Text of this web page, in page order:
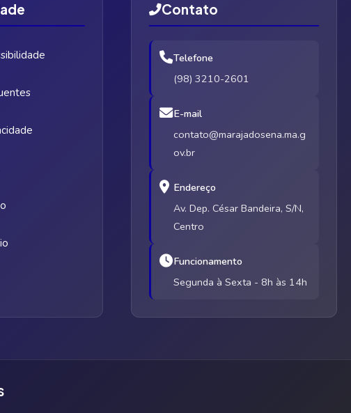
Contato
Telefone
(98) 3210-2601
E-mail
contato@marajadosena.ma.g
ov.br
Endereço
Av. Dep. César Bandeira, S/N,
Centro
Funcionamento
Segunda à Sexta - 8h às 14h